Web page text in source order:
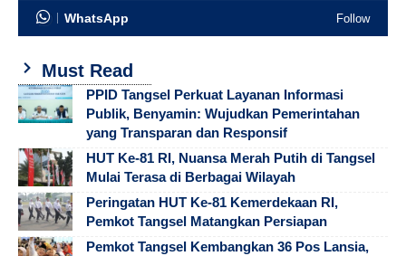
WhatsApp Follow
Must Read
PPID Tangsel Perkuat Layanan Informasi
Publik, Benyamin: Wujudkan Pemerintahan
yang Transparan dan Responsif
HUT Ke-81 RI, Nuansa Merah Putih di Tangsel
Mulai Terasa di Berbagai Wilayah
Peringatan HUT Ke-81 Kemerdekaan RI,
Pemkot Tangsel Matangkan Persiapan
Pemkot Tangsel Kembangkan 36 Pos Lansia,